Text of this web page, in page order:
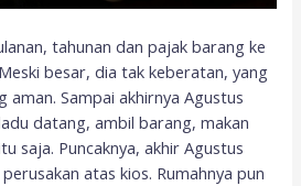
tahunan dan pajak barang ke
besar, dia tak keberatan, yang
Sampai akhirnya Agustus
datang, ambil barang, makan
saja. Puncaknya, akhir Agustus
atas kios. Rumahnya pun